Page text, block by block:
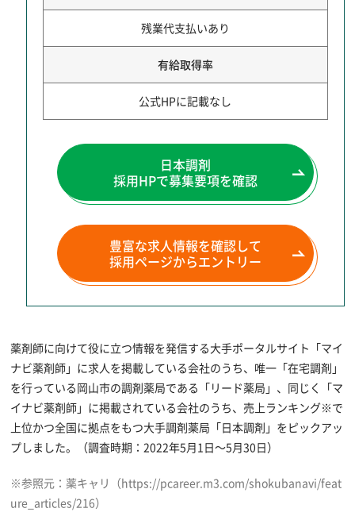
残業代支払いあり
有給取得率
公式HPに記載なし
日本調剤
採用HPで募集要項を確認
豊富な求人情報を確認して
採用ページからエントリー
薬剤師に向けて役に立つ情報を発信する大手ポータルサイト「マイ
ナビ薬剤師」に求人を掲載している会社のうち、唯一「在宅調剤」
を行っている岡山市の調剤薬局である「リード薬局」、同じく「マ
イナビ薬剤師」に掲載されている会社のうち、売上ランキング※で
上位かつ全国に拠点をもつ大手調剤薬局「日本調剤」をピックアッ
プしました。（調査時期：2022年5月1日～5月30日）
※参照元：薬キャリ（https://pcareer.m3.com/shokubanavi/feat
ure_articles/216）